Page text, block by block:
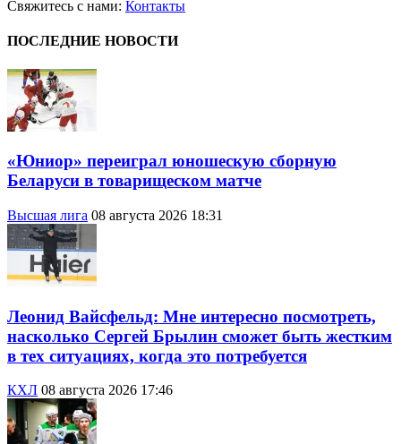
Свяжитесь с нами: Контакты
ПОСЛЕДНИЕ НОВОСТИ
«Юниор» переиграл юношескую сборную
Беларуси в товарищеском матче
Высшая лига 08 августа 2026 18:31
Леонид Вайсфельд: Мне интересно посмотреть,
насколько Сергей Брылин сможет быть жестким
в тех ситуациях, когда это потребуется
КХЛ 08 августа 2026 17:46